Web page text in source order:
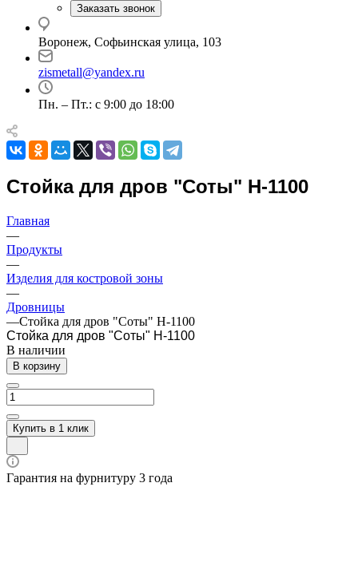
Заказать звонок
Воронеж, Софьинская улица, 103
zismetall@yandex.ru
Пн. – Пт.: с 9:00 до 18:00
Стойка для дров "Соты" H-1100
Главная
—
Продукты
—
Изделия для костровой зоны
—
Дровницы
—Стойка для дров "Соты" H-1100
Стойка для дров "Соты" H-1100
В наличии
В корзину
Купить в 1 клик
Гарантия на фурнитуру 3 года